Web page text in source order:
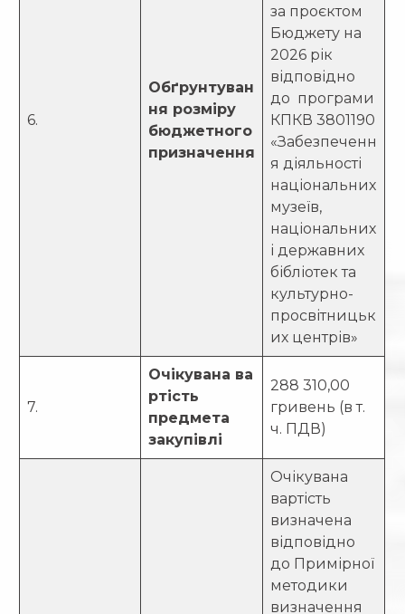
6.
Обґрунтуван
ня розміру
бюджетного
призначення
за проєктом
Бюджету на
2026 рік
відповідно
до програми
КПКВ 3801190
«Забезпеченн
я діяльності
національних
музеїв,
національних
і державних
бібліотек та
культурно-
просвітницьк
их центрів»
7.
Очікувана ва
ртість
предмета
закупівлі
288 310,00
гривень (в т.
ч. ПДВ)
Очікувана
вартість
визначена
відповідно
до Примірної
методики
визначення